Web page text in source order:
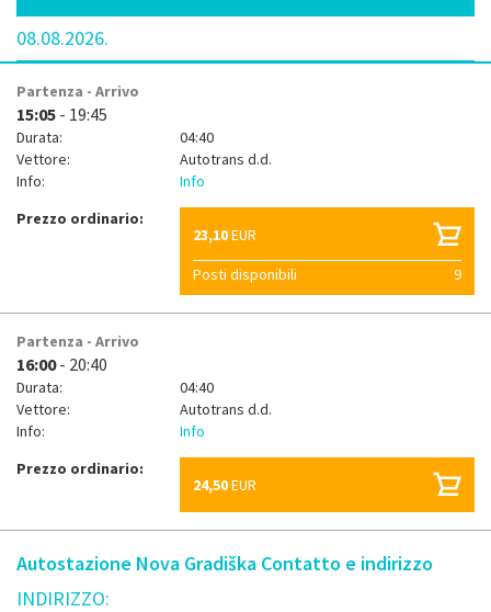
08.08.2026.
Partenza - Arrivo
15:05 - 19:45
Durata:
04:40
Vettore:
Autotrans d.d.
Info:
Info
Prezzo ordinario:
23,10EUR
Posti disponibili
9
Partenza - Arrivo
16:00- 20:40
Durata:
04:40
Vettore:
Autotrans d.d.
Info:
Info
Prezzo ordinario:
24,50EUR
Autostazione Nova Gradiška Contatto e indirizzo
INDIRIZZO: